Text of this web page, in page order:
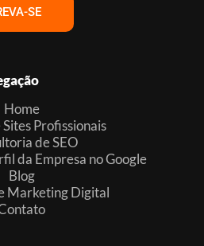
SE
Home
Profissionais
de SEO
da Empresa no Google
Blog
Marketing Digital